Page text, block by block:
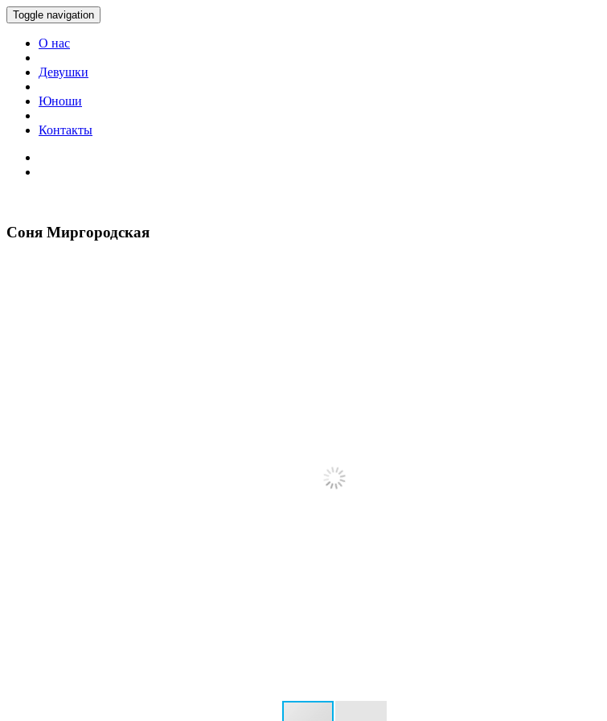
Toggle navigation
О нас
Девушки
Юноши
Контакты
Соня Миргородская